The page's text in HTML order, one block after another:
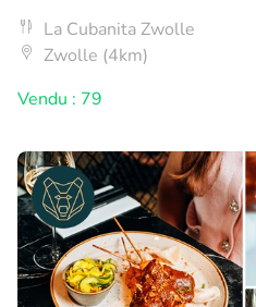
La Cubanita Zwolle
Zwolle (4km)
Vendu : 79